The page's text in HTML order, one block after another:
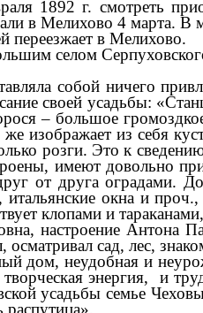
1892 г. смотреть
в Мелихово 4 марта. В
переезжает в Мелихово.
селом
собой ничего
своей усадьбы:
– большое
же изображает из себя
розги. Это к
имеют довольно
от друга оградами.
окна и
клопами и
настроение Антона
сад, лес,
дом, неудобная и
энергия, и
усадьбы семье
распутица».